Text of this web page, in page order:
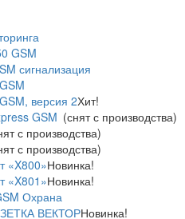
GSM
сигнализация
версия 2Хит!
GSM (снят с производства)
с производства)
с производства)
«X800»Новинка!
«X801»Новинка!
Охрана
ВЕКТОРНовинка!